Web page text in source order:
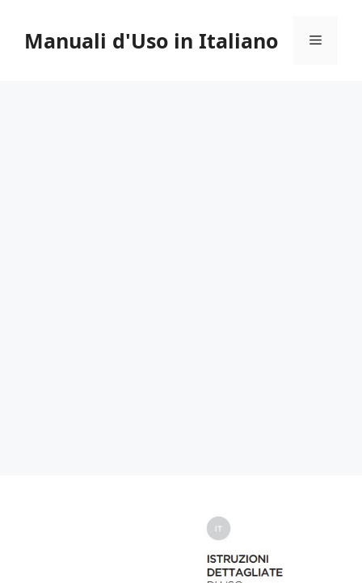
contenuto
Manuali d'Uso in Italiano Menu